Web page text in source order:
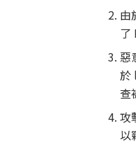
由
了
惡
於
查
攻
以